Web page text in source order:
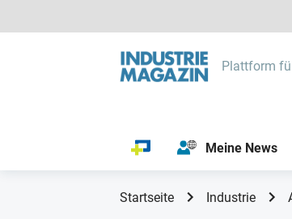
Plattform
Meine News
Startseite Industrie